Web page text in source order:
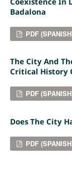
Badalona
PDF
The City And
Critical History
PDF
Does The City
PDF